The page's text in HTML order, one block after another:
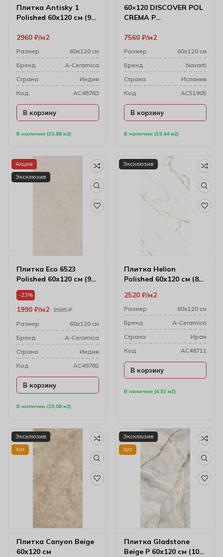
Плитка Antisky 1
Polished 60х120 см (9
В наличии (20.88 м2)
2960 ₽ м2
Размер
60х120 см
Бренд
A-Ceramica
Cтрана
Индия
Код
AC48763
В корзину
60×120 DISCOVER POL
CREMA P
В наличии (19.44 м2)
7560 ₽ м2
Размер
60х120 см
Бренд
Navarti
Cтрана
Испания
Код
AC51905
В корзину
Акция
Эксклюзив
Плитка Eco 6523
Polished 60х120 см (9
мм)
В наличии (10.08 м2)
-23%
2585₽
1990 ₽ м2
Размер
60х120 см
Бренд
A-Ceramica
Cтрана
Индия
Код
AC49782
В корзину
Эксклюзив
Плитка Helion
Polished 60х120 см (8
В наличии (4.32 м2)
2520 ₽ м2
Размер
60х120 см
Бренд
A-Ceramica
Cтрана
Иран
Код
AC48711
В корзину
Эксклюзив
Хит
Плитка Canyon Beige
60х120 см
Эксклюзив
Хит
Плитка Gladstone
Beige P 60х120 см (10